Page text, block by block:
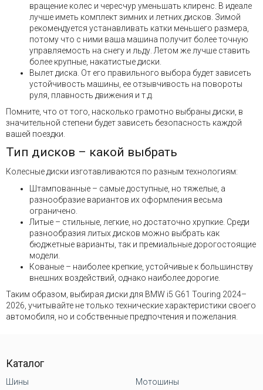
вращение колес и чересчур уменьшать клиренс. В идеале
лучше иметь комплект зимних и летних дисков. Зимой
рекомендуется устанавливать катки меньшего размера,
потому что с ними ваша машина получит более точную
управляемость на снегу и льду. Летом же лучше ставить
более крупные, накатистые диски.
Вылет диска. От его правильного выбора будет зависеть
устойчивость машины, ее отзывчивость на повороты
руля, плавность движения и т.д.
Помните, что от того, насколько грамотно выбраны диски, в
значительной степени будет зависеть безопасность каждой
вашей поездки.
Тип дисков – какой выбрать
Колесные диски изготавливаются по разным технологиям:
Штампованные – самые доступные, но тяжелые, а
разнообразие вариантов их оформления весьма
ограничено.
Литые – стильные, легкие, но достаточно хрупкие. Среди
разнообразия литых дисков можно выбрать как
бюджетные варианты, так и премиальные дорогостоящие
модели.
Кованые – наиболее крепкие, устойчивые к большинству
внешних воздействий, однако наиболее дорогие.
Таким образом, выбирая диски для BMW i5 G61 Touring 2024–
2026, учитывайте не только технические характеристики своего
автомобиля, но и собственные предпочтения и пожелания.
Каталог
Шины
Мотошины